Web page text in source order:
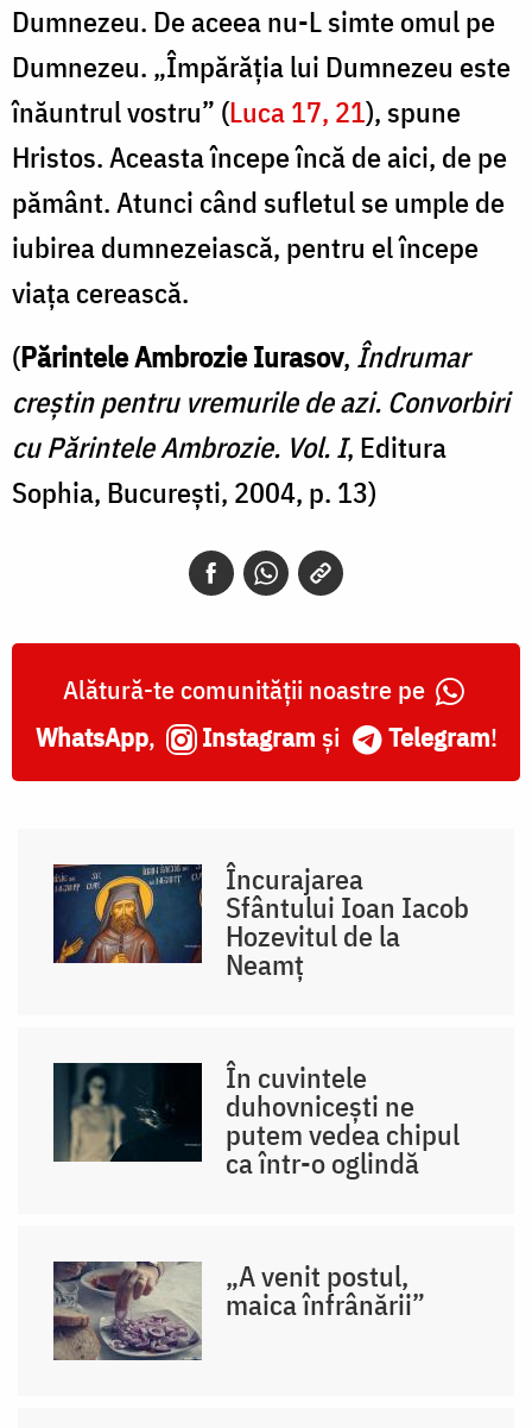
Dumnezeu. De aceea nu-L simte omul pe
Dumnezeu. „Împărăția lui Dumnezeu este
înăuntrul vostru” (Luca 17, 21), spune
Hristos. Aceasta începe încă de aici, de pe
pământ. Atunci când sufletul se umple de
iubirea dumnezeiască, pentru el începe
viața cerească.
(Părintele Ambrozie Iurasov, Îndrumar
creștin pentru vremurile de azi. Convorbiri
cu Părintele Ambrozie. Vol. I, Editura
Sophia, București, 2004, p. 13)
Alătură-te comunității noastre pe
WhatsApp, Instagram și Telegram!
Încurajarea
Sfântului Ioan Iacob
Hozevitul de la
Neamț
În cuvintele
duhovnicești ne
putem vedea chipul
ca într-o oglindă
„A venit postul,
maica înfrânării”